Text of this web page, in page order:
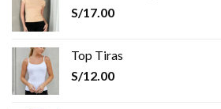
S/17.00
Top Tiras
S/12.00